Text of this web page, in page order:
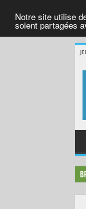
Notre site utilise
soient partagées